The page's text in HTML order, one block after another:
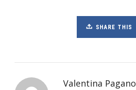
SHARE THIS
Valentina Pagano